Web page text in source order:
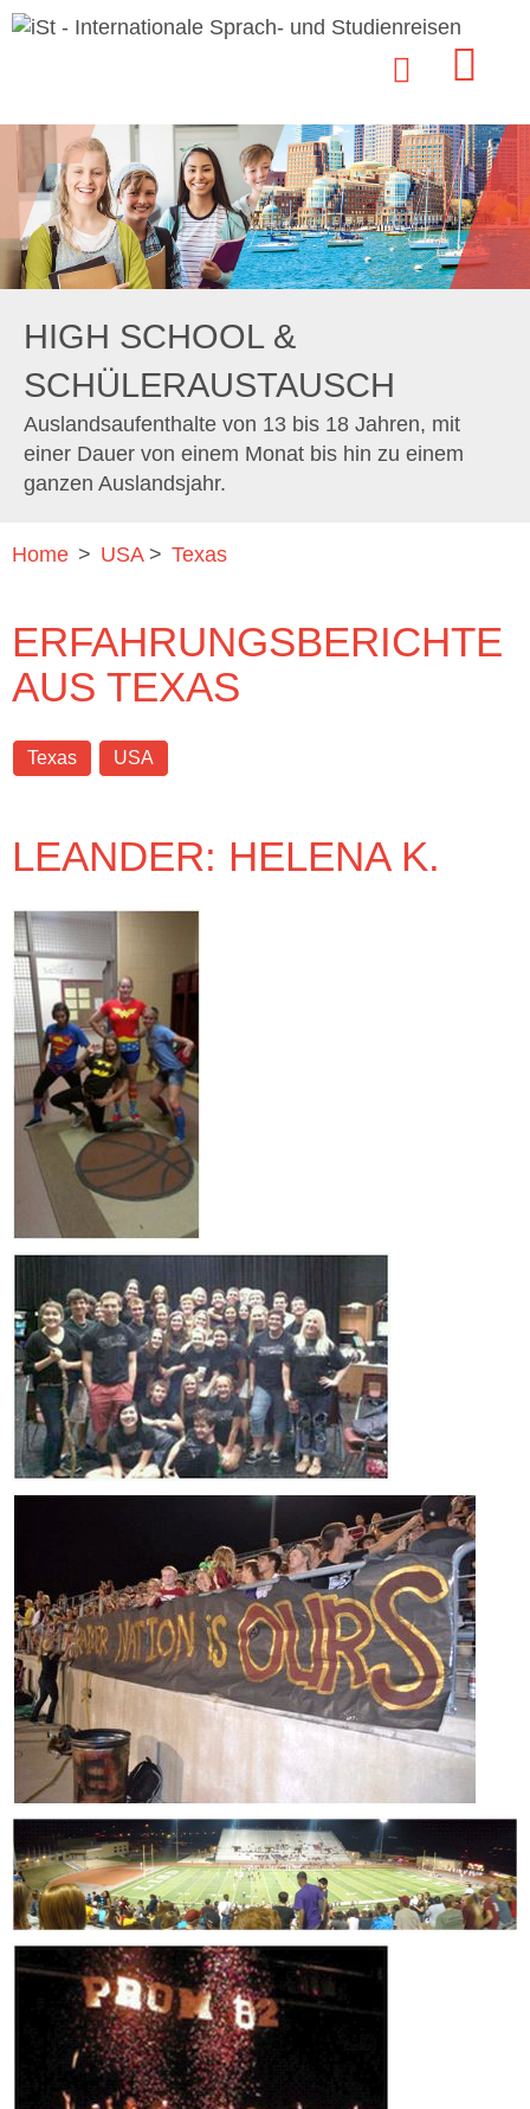
HIGH SCHOOL &
SCHÜLERAUSTAUSCH
Auslandsaufenthalte von 13 bis 18 Jahren, mit
einer Dauer von einem Monat bis hin zu einem
ganzen Auslandsjahr.
Home > USA> Texas
ERFAHRUNGSBERICHTE
AUS TEXAS
Texas USA
LEANDER: HELENA K.